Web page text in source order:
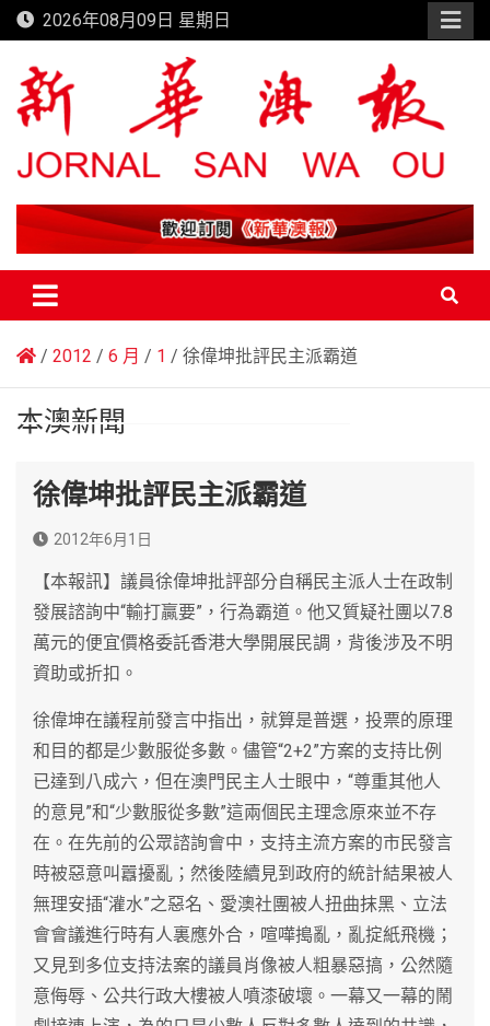
Skip
to
content
2026年08月09日 星期日
新華澳報
2012 6 月 1 徐偉坤批評民主派霸道
本澳新聞
徐偉坤批評民主派霸道
2012年6月1日
【本報訊】議員徐偉坤批評部分自稱民主派人士在政制
發展諮詢中“輸打贏要”，行為霸道。他又質疑社團以7.8
萬元的便宜價格委託香港大學開展民調，背後涉及不明
資助或折扣。
徐偉坤在議程前發言中指出，就算是普選，投票的原理
和目的都是少數服從多數。儘管“2+2”方案的支持比例
已達到八成六，但在澳門民主人士眼中，“尊重其他人
的意見”和“少數服從多數”這兩個民主理念原來並不存
在。在先前的公眾諮詢會中，支持主流方案的市民發言
時被惡意叫囂擾亂；然後陸續見到政府的統計結果被人
無理安插“灌水”之惡名、愛澳社團被人扭曲抹黑、立法
會會議進行時有人裏應外合，喧嘩搗亂，亂掟紙飛機；
又見到多位支持法案的議員肖像被人粗暴惡搞，公然隨
意侮辱、公共行政大樓被人噴漆破壞。一幕又一幕的鬧